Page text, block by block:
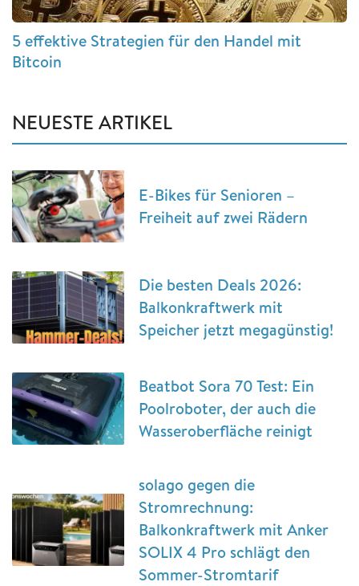
5 effektive Strategien für den Handel mit
Bitcoin
NEUESTE ARTIKEL
E-Bikes für Senioren –
Freiheit auf zwei Rädern
Die besten Deals 2026:
Balkonkraftwerk mit
Speicher jetzt megagünstig!
Beatbot Sora 70 Test: Ein
Poolroboter, der auch die
Wasseroberfläche reinigt
solago gegen die
Stromrechnung:
Balkonkraftwerk mit Anker
SOLIX 4 Pro schlägt den
Sommer-Stromtarif